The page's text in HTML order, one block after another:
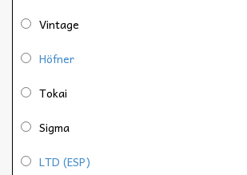
Vintage
Höfner
Tokai
Sigma
LTD (ESP)